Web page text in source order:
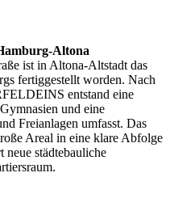
Altona
ist in Altona-Altstadt das
fertiggestellt worden. Nach
entstand eine
und eine
Freianlagen umfasst. Das
Areal in eine klare Abfolge
städtebauliche